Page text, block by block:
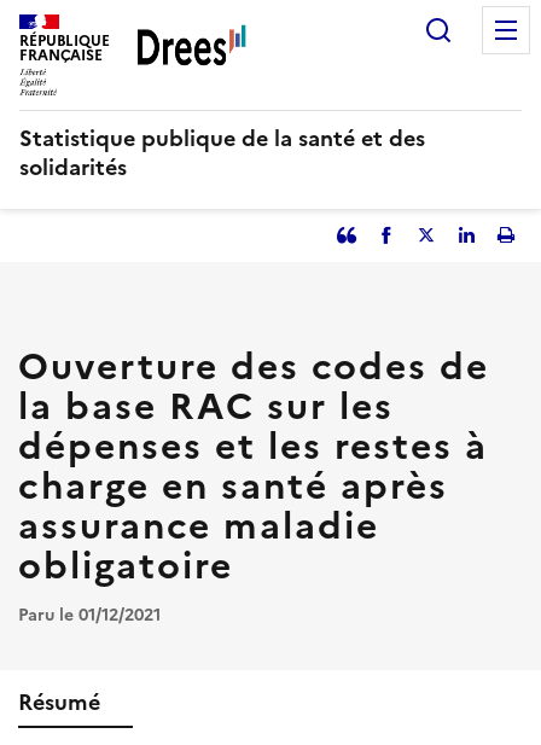
Aller
au
contenu
principal
RÉPUBLIQUE
FRANÇAISE
Statistique publique de la santé et des
solidarités
Partager
que
citation
Facebook
Partager
Partager
Ouverture des codes de
la base RAC sur les
dépenses et les restes à
charge en santé après
assurance maladie
obligatoire
Paru le 01/12/2021
Résumé